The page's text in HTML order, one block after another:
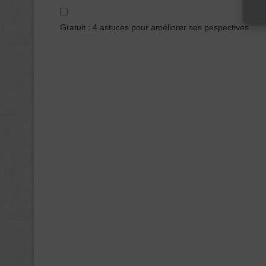
Gratuit : 4 astuces pour améliorer ses pespectives.